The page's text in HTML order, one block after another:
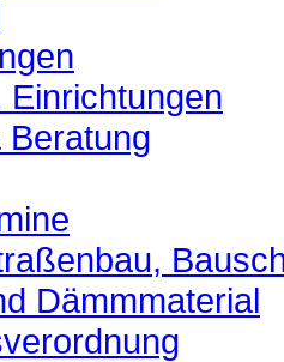
Einrichtungen
Beratung
Dämmmaterial